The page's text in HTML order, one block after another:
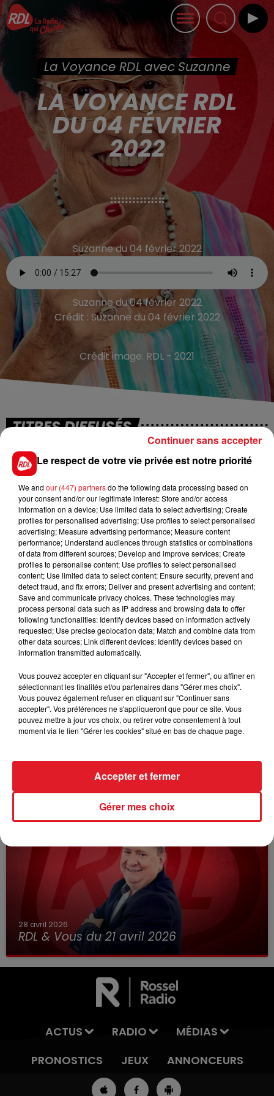
La Voyance RDL avec Suzanne
LA VOYANCE RDL
DU 04 FÉVRIER
2022
Suzanne du 04 février 2022
Suzanne du 04 février 2022
Crédit : Suzanne du 04 février 2022
Crédit image: RDL - 2021
TITRES DIFFUSÉS
13h45
13h45
DIDIER BARBELIVIEN
A Toutes Les Filles
13h42
13h42
KAOMA
La Lambada
AUTRES PODCASTS
RDL & Vous du 28 avril 2026
28 avril 2026
RDL & Vous du 21 avril 2026
ACTUS RADIO
MÉDIAS
PRONOSTICS
JEUX ANNONCEURS
Le respect de votre vie privée est notre priorité
We and our (447) partnersdo the following data processing based on
your consent and/or our legitimate interest: Store and/or access
information on a device; Use limited data to select advertising; Create
profiles for personalised advertising; Use profiles to select personalised
advertising; Measure advertising performance; Measure content
performance; Understand audiences through statistics or combinations
of data from different sources; Develop and improve services; Create
profiles to personalise content; Use profiles to select personalised
content; Use limited data to select content; Ensure security, prevent and
detect fraud, and fix errors; Deliver and present advertising and content;
Save and communicate privacy choices. These technologies may
process personal data such as IP address and browsing data to offer
following functionalities: Identify devices based on information actively
requested; Use precise geolocation data; Match and combine data from
other data sources; Link different devices; Identify devices based on
information transmitted automatically.
Vous pouvez accepter en cliquant sur "Accepter et fermer", ou affiner en
sélectionnant les finalités et/ou partenaires dans "Gérer mes choix".
Vous pouvez également refuser en cliquant sur "Continuer sans
accepter". Vos préférences ne s'appliqueront que pour ce site. Vous
pouvez mettre à jour vos choix, ou retirer votre consentement à tout
moment via le lien "Gérer les cookies" situé en bas de chaque page.
Gérer mes choix
Accepter et fermer
Continuer sans accepter